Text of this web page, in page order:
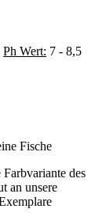
Ph Wert: 7 - 8,5
Fische
des
an unsere